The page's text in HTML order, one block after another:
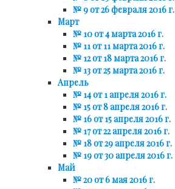
№ 9 от 26 февраля 2016 г.
Март
№ 10 от 4 марта 2016 г.
№ 11 от 11 марта 2016 г.
№ 12 от 18 марта 2016 г.
№ 13 от 25 марта 2016 г.
Апрель
№ 14 от 1 апреля 2016 г.
№ 15 от 8 апреля 2016 г.
№ 16 от 15 апреля 2016 г.
№ 17 от 22 апреля 2016 г.
№ 18 от 29 апреля 2016 г.
№ 19 от 30 апреля 2016 г.
Май
№ 20 от 6 мая 2016 г.